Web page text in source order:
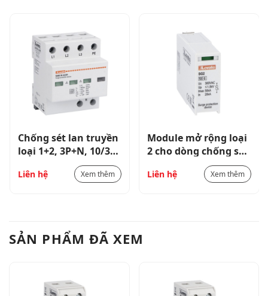
Chống sét lan truyền
loại 1+2, 3P+N, 10/350
12.5KA,relay ngõ ra
SA0B3NA320R
Liên hệ Xem thêm
Module mở rộng loại
2 cho dòng chống sét
SG2 – SGX02PA300
Liên hệ Xem thêm
SẢN PHẨM ĐÃ XEM